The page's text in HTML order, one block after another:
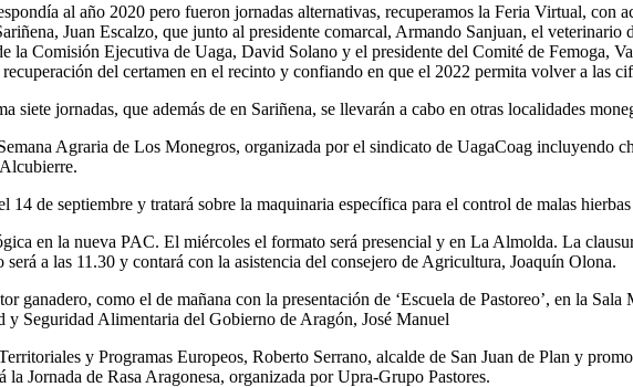
al año 2020 pero fueron jornadas alternativas, recuperamos la Feria Virtual, con
Juan Escalzo, que junto al presidente comarcal, Armando Sanjuan, el
la Comisión Ejecutiva de Uaga, David Solano y el presidente del Comité de Femoga,
del certamen en el recinto y confiando en que el 2022 permita volver a las
siete jornadas, que además de en Sariñena, se llevarán a cabo en otras localidades
Agraria de Los Monegros, organizada por el sindicato de UagaCoag incluyendo
14 de septiembre y tratará sobre la maquinaria específica para el control de malas
en la nueva PAC. El miércoles el formato será presencial y en La Almolda. La
a las 11.30 y contará con la asistencia del consejero de Agricultura, Joaquín Olona.
ganadero, como el de mañana con la presentación de ‘Escuela de Pastoreo’, en la
Seguridad Alimentaria del Gobierno de Aragón, José Manuel
y Programas Europeos, Roberto Serrano, alcalde de San Juan de Plan y
Jornada de Rasa Aragonesa, organizada por Upra-Grupo Pastores.